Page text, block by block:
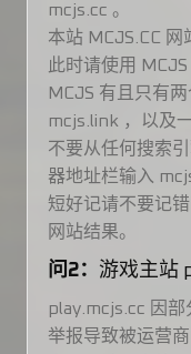
mcjs.cc 。
本站 MCJS.CC
此时请使用
MCJS 有且只有
mcjs.link ，以及
不要从任何搜索
器地址栏输入
短好记请不要记
网站结果。
问2： 游戏主站
play.mcjs.cc 因
举报导致被运营商